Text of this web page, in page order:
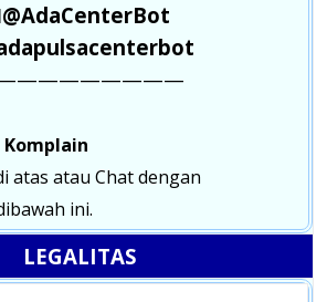
@AdaCenterBot
Komplain
atas atau Chat dengan
ini.
LEGALITAS